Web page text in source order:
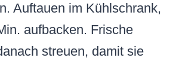
Auftauen im Kühlschrank,
aufbacken. Frische
streuen, damit sie